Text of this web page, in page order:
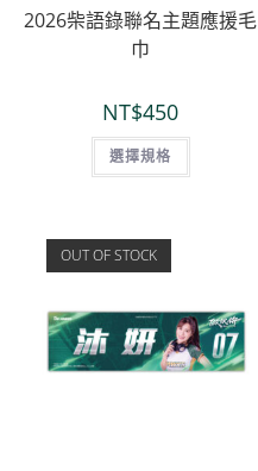
2026柴語錄聯名主題應援毛
巾
NT$450
選擇規格
OUT OF STOCK